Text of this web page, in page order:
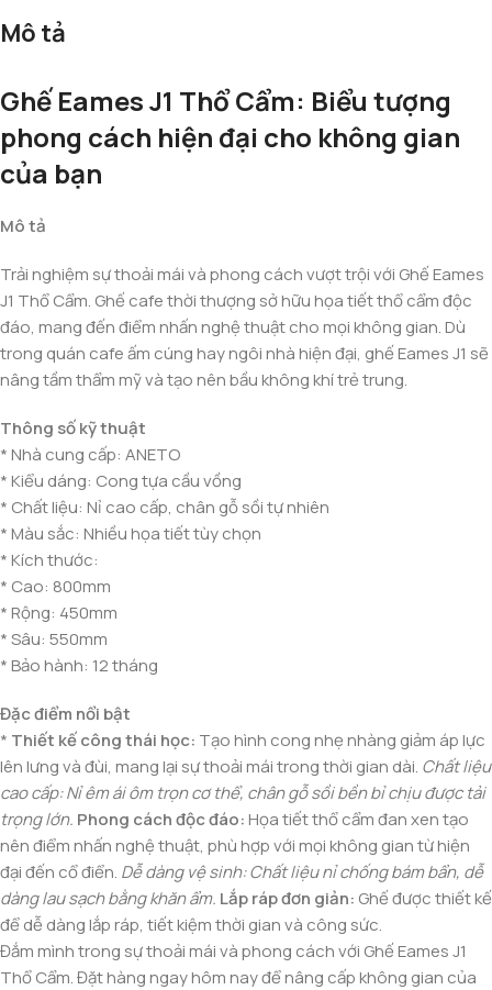
Mô tả
Ghế Eames J1 Thổ Cẩm: Biểu tượng
phong cách hiện đại cho không gian
của bạn
Mô tả
Trải nghiệm sự thoải mái và phong cách vượt trội với Ghế Eames
J1 Thổ Cẩm. Ghế cafe thời thượng sở hữu họa tiết thổ cẩm độc
đáo, mang đến điểm nhấn nghệ thuật cho mọi không gian. Dù
trong quán cafe ấm cúng hay ngôi nhà hiện đại, ghế Eames J1 sẽ
nâng tầm thẩm mỹ và tạo nên bầu không khí trẻ trung.
Thông số kỹ thuật
* Nhà cung cấp: ANETO
* Kiểu dáng: Cong tựa cầu vồng
* Chất liệu: Nỉ cao cấp, chân gỗ sồi tự nhiên
* Màu sắc: Nhiều họa tiết tùy chọn
* Kích thước:
* Cao: 800mm
* Rộng: 450mm
* Sâu: 550mm
* Bảo hành: 12 tháng
Đặc điểm nổi bật
* Thiết kế công thái học: Tạo hình cong nhẹ nhàng giảm áp lực
lên lưng và đùi, mang lại sự thoải mái trong thời gian dài. Chất liệu
cao cấp:Nỉ êm ái ôm trọn cơ thể, chân gỗ sồi bền bỉ chịu được tải
trọng lớn. Phong cách độc đáo:Họa tiết thổ cẩm đan xen tạo
nên điểm nhấn nghệ thuật, phù hợp với mọi không gian từ hiện
đại đến cổ điển. Dễ dàng vệ sinh:Chất liệu nỉ chống bám bẩn, dễ
dàng lau sạch bằng khăn ẩm. Lắp ráp đơn giản: Ghế được thiết kế
để dễ dàng lắp ráp, tiết kiệm thời gian và công sức.
Đắm mình trong sự thoải mái và phong cách với Ghế Eames J1
Thổ Cẩm. Đặt hàng ngay hôm nay để nâng cấp không gian của